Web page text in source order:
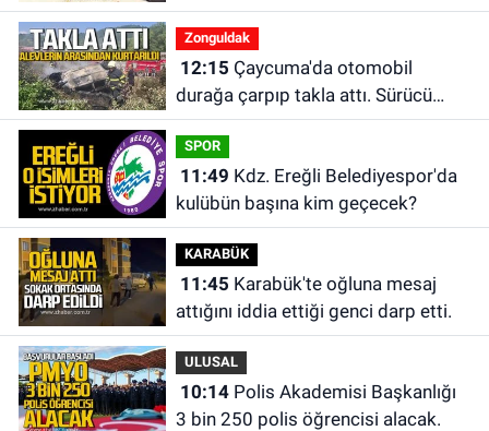
çapkınlıkta yiyor”
Zonguldak
12:15
durağa çarpıp takla attı. Sürücü
alevlerin arasından kurtarıldı.
SPOR
11:49
kulübün başına kim geçecek?
KARABÜK
11:45
attığını iddia ettiği genci darp etti.
ULUSAL
10:14Polis Akademisi Başkanlığı
3 bin 250 polis öğrencisi alacak.